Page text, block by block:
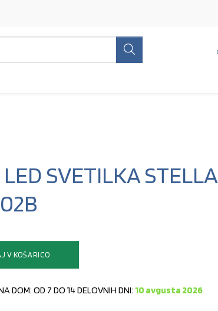
SVETILKA STELLA
V KOŠARICO
DOM: OD 7 DO 14 DELOVNIH DNI: 10 avgusta 2026